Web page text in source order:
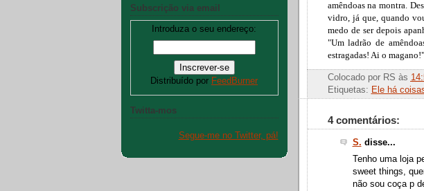
Subscrição via email
Introduza o seu endereço:
Distribuído por FeedBurner
Twitta-mos
Segue-me no Twitter, pá!
amêndoas na montra.
vidro, já que, quando
medo de ser depois
"Um ladrão de
estragadas! Ai o magano!"
Colocado por RS às
Etiquetas: Ele há
4 comentários:
S. disse...
Tenho uma loja
sweet things,
não sou coça p